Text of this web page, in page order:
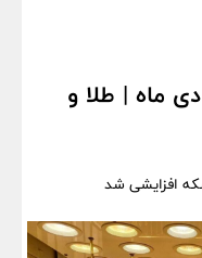
قیمت طلا و سکه امروز 13 دی ماه | طلا و